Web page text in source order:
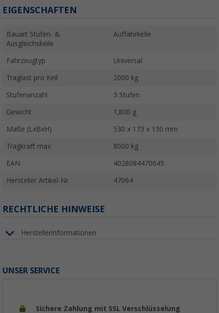
EIGENSCHAFTEN
Bauart Stufen- &
Ausgleichskeile
Auffahrkeile
Fahrzeugtyp Universal
Traglast pro Keil 2000 kg
Stufenanzahl 3 Stufen
Gewicht 1,800 g
Maße (LxBxH) 530 x 173 x 130 mm
Tragkraft max 8000 kg
EAN 4028084470645
Hersteller Artikel-Nr. 47064
RECHTLICHE HINWEISE
Herstellerinformationen
UNSER SERVICE
Sichere Zahlung mit SSL Verschlüsselung